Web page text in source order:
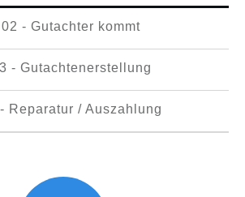
02 - Gutachter kommt
- Gutachtenerstellung
Reparatur / Auszahlung